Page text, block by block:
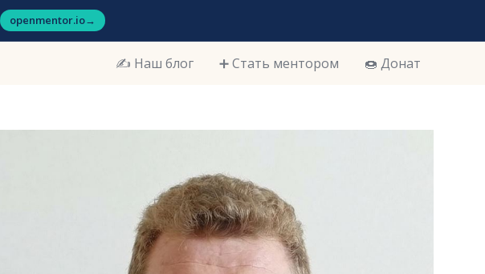
openmentor.io→
✍️ Наш блог ➕ Стать ментором 🍩 Донат